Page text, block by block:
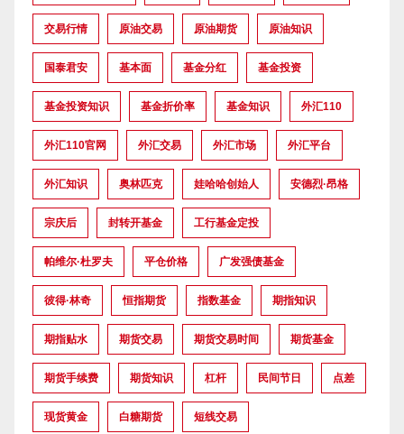
交易行情 原油交易 原油期货 原油知识
国泰君安 基本面 基金分红 基金投资
基金投资知识 基金折价率 基金知识 外汇110
外汇110官网 外汇交易 外汇市场 外汇平台
外汇知识 奥林匹克 娃哈哈创始人 安德烈·昂格
宗庆后 封转开基金 工行基金定投
帕维尔·杜罗夫 平仓价格 广发强债基金
彼得·林奇 恒指期货 指数基金 期指知识
期指贴水 期货交易 期货交易时间 期货基金
期货手续费 期货知识 杠杆 民间节日 点差
现货黄金 白糖期货 短线交易